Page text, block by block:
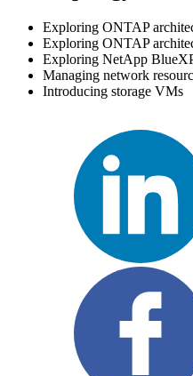
Exploring ONTAP
Exploring ONTAP
Exploring NetApp
Managing network
Introducing storage VMs